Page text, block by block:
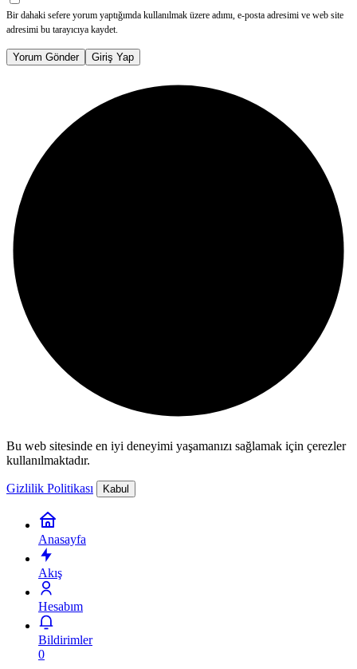
Bir dahaki sefere yorum yaptığımda kullanılmak üzere adımı, e-posta adresimi ve web site
adresimi bu tarayıcıya kaydet.
Yorum Gönder Giriş Yap
Bu web sitesinde en iyi deneyimi yaşamanızı sağlamak için çerezler
kullanılmaktadır.
Gizlilik Politikası Kabul
Anasayfa
Akış
Hesabım
Bildirimler
0